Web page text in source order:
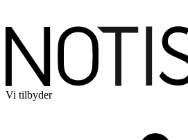
Vi tilbyder